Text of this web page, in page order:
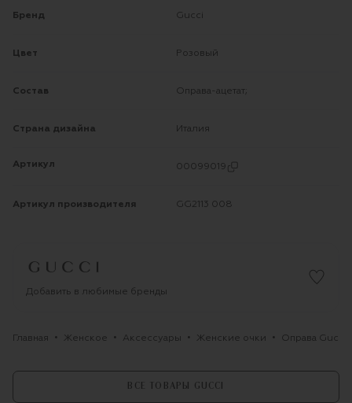
Бренд Gucci
Цвет Розовый
Состав Оправа-ацетат;
Страна дизайна Италия
Артикул 00099019
Артикул производителя GG2113 008
Добавить в любимые бренды
Главная Женское Аксессуары Женские очки Оправа Gucci
ВСЕ ТОВАРЫ GUCCI